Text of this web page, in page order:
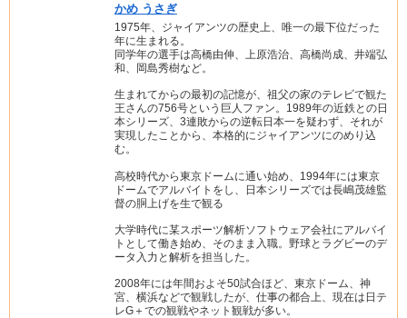
かめ うさぎ
1975年、ジャイアンツの歴史上、唯一の最下位だった
年に生まれる。
同学年の選手は高橋由伸、上原浩治、高橋尚成、井端弘
和、岡島秀樹など。
生まれてからの最初の記憶が、祖父の家のテレビで観た
王さんの756号という巨人ファン。1989年の近鉄との日
本シリーズ、3連敗からの逆転日本一を疑わず、それが
実現したことから、本格的にジャイアンツにのめり込
む。
高校時代から東京ドームに通い始め、1994年には東京
ドームでアルバイトをし、日本シリーズでは長嶋茂雄監
督の胴上げを生で観る
大学時代に某スポーツ解析ソフトウェア会社にアルバイ
トとして働き始め、そのまま入職。野球とラグビーのデ
ータ入力と解析を担当した。
2008年には年間およそ50試合ほど、東京ドーム、神
宮、横浜などで観戦したが、仕事の都合上、現在は日テ
レG＋での観戦やネット観戦が多い。